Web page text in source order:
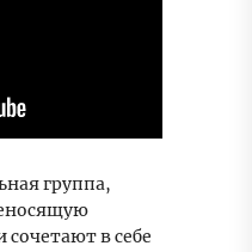
группа,
в себе